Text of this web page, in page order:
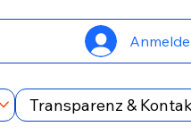
Transparenz &